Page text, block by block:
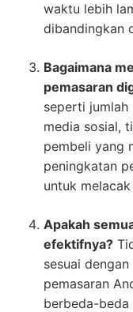
waktu lebih
dibandingkan
Bagaimana
pemasaran
seperti jumlah
media sosial,
pembeli yang
peningkatan
untuk
Apakah
efektifnya?
sesuai
pemasaran
berbeda-